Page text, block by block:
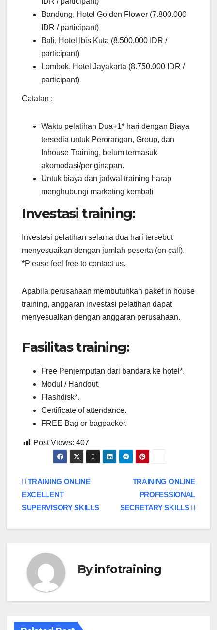
Bandung, Hotel Golden Flower (7.800.000
IDR / participant)
Bali, Hotel Ibis Kuta (8.500.000 IDR /
participant)
Lombok, Hotel Jayakarta (8.750.000 IDR /
participant)
Catatan :
Waktu pelatihan Dua+1* hari dengan Biaya
tersedia untuk Perorangan, Group, dan
Inhouse Training, belum termasuk
akomodasi/penginapan.
Untuk biaya dan jadwal training harap
menghubungi marketing kembali
Investasi training:
Investasi pelatihan selama dua hari tersebut
menyesuaikan dengan jumlah peserta (on call).
*Please feel free to contact us.
Apabila perusahaan membutuhkan paket in house
training, anggaran investasi pelatihan dapat
menyesuaikan dengan anggaran perusahaan.
Fasilitas training:
Free Penjemputan dari bandara ke hotel*.
Modul / Handout.
Flashdisk*.
Certificate of attendance.
FREE Bag or bagpacker.
Post Views: 407
Post
navigation
TRAINING ONLINE
PROFESSIONAL
SECRETARY SKILLS
TRAINING ONLINE
EXCELLENT
SUPERVISORY SKILLS
Byinfotraining